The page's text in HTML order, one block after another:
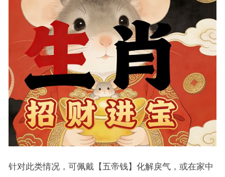
针对此类情况，可佩戴【五帝钱】化解戾气，或在家中